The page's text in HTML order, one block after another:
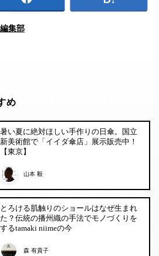
集部
め
暑い夏に絶対ほしい手作りの日傘。国立
新美術館で「イイダ傘店」展示販売中！
【東京】
山本 毅
とろける肌触りのショールはなぜ生まれ
た？伝統の播州織の手法でモノづくりを
するtamaki niimeの今
森 有貴子